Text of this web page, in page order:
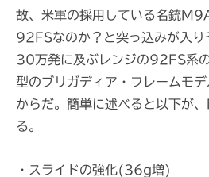
故、米軍の採用している名銃
92FSなのか？と突っ込みが入り
30万発に及ぶレンジの92FS系
型のブリガディア・フレームモ
からだ。簡単に述べると以下が
る。
・スライドの強化(36g増)